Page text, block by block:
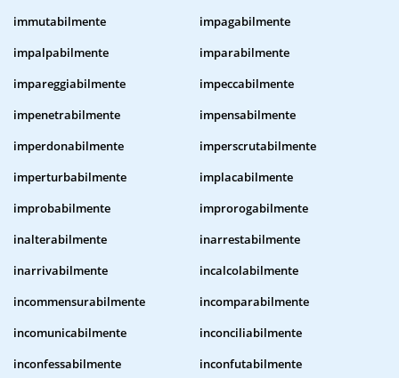
immutabilmente
impagabilmente
impalpabilmente
imparabilmente
impareggiabilmente
impeccabilmente
impenetrabilmente
impensabilmente
imperdonabilmente
imperscrutabilmente
imperturbabilmente
implacabilmente
improbabilmente
improrogabilmente
inalterabilmente
inarrestabilmente
inarrivabilmente
incalcolabilmente
incommensurabilmente
incomparabilmente
incomunicabilmente
inconciliabilmente
inconfessabilmente
inconfutabilmente